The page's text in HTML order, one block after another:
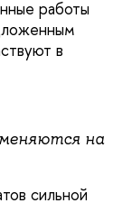
работы
в
на
сильной